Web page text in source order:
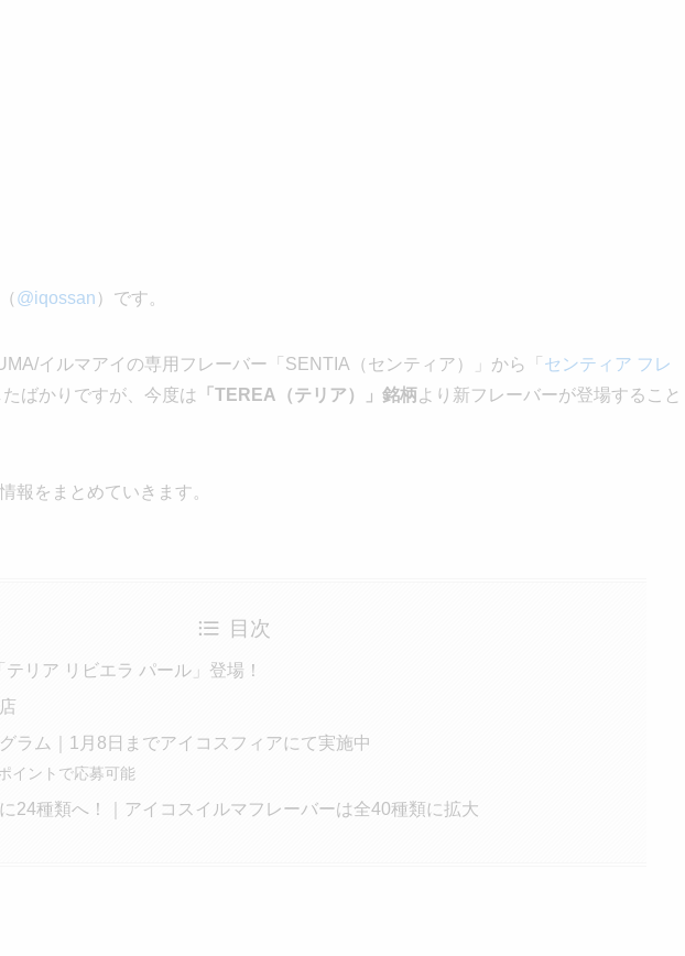
@iqossan ）です。
イルマアイの専用フレーバー「SENTIA（センティア）」から「 センティア フレ
たばかりですが、今度は 「TEREA（テリア）」銘柄より新フレーバーが登場すること
報をまとめていきます。
目次
リア リビエラ パール」登場！
ラム｜1月8日までアイコスフィアにて実施中
イントで応募可能
24種類へ！｜アイコスイルマフレーバーは全40種類に拡大